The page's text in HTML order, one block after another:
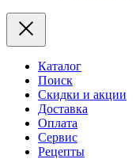
Каталог
Поиск
Скидки и акции
Доставка
Оплата
Сервис
Рецепты